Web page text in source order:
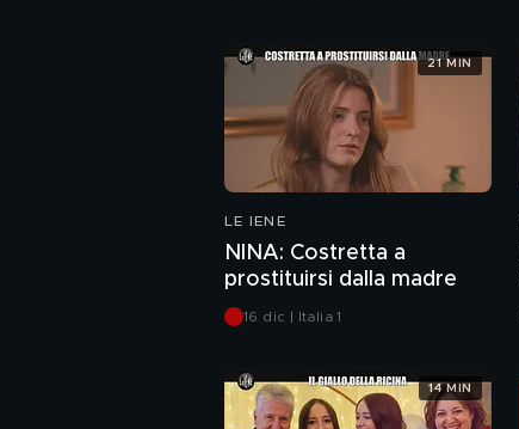
LE IENE
NINA: Costretta a
prostituirsi dalla madre
16 dic | Italia 1
21 MIN
14 MIN